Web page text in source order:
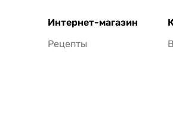
Интернет-магазин
Рецепты